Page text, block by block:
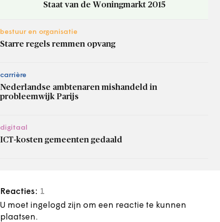
Staat van de Woningmarkt 2015
bestuur en organisatie
Starre regels remmen opvang
carrière
Nederlandse ambtenaren mishandeld in
probleemwijk Parijs
digitaal
ICT-kosten gemeenten gedaald
Reacties: 1
U moet ingelogd zijn om een reactie te kunnen
plaatsen.